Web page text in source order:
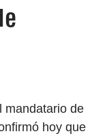
mandatario de
hoy que